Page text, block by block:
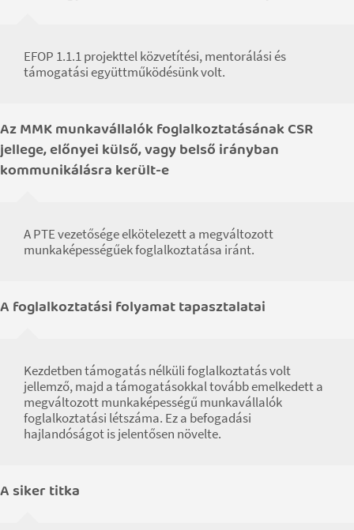
EFOP 1.1.1 projekttel közvetítési, mentorálási és
támogatási együttműködésünk volt.
Az MMK munkavállalók foglalkoztatásának CSR
jellege, előnyei külső, vagy belső irányban
kommunikálásra került-e
A PTE vezetősége elkötelezett a megváltozott
munkaképességűek foglalkoztatása iránt.
A foglalkoztatási folyamat tapasztalatai
Kezdetben támogatás nélküli foglalkoztatás volt
jellemző, majd a támogatásokkal tovább emelkedett a
megváltozott munkaképességű munkavállalók
foglalkoztatási létszáma. Ez a befogadási
hajlandóságot is jelentősen növelte.
A siker titka